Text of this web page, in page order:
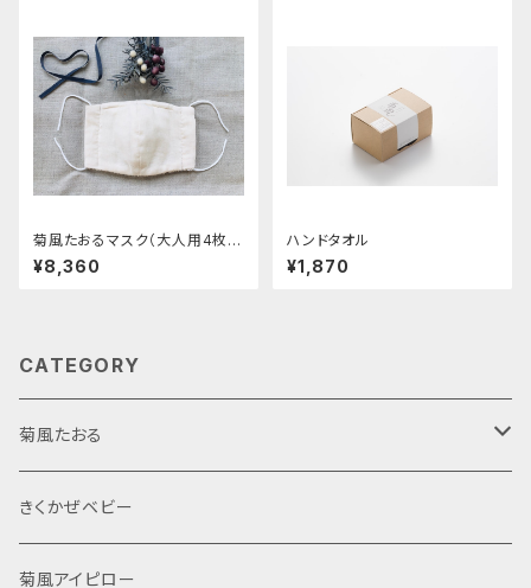
菊風たおるマスク（大人用4枚セ
ット）
¥8,360
ハンドタオル
¥1,870
CATEGORY
菊風たおる
サウナハット
菊しんタオル
きくかぜベビー
菊風アイピロー